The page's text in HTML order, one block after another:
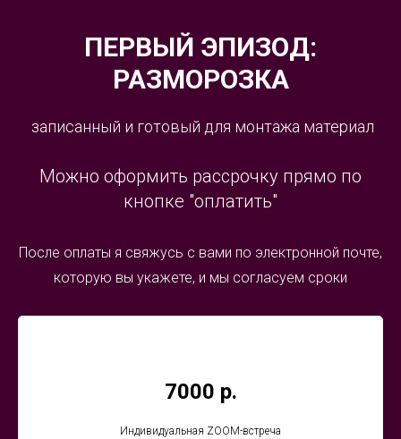
ПЕРВЫЙ ЭПИЗОД:
РАЗМОРОЗКА
записанный и готовый для монтажа материал
Можно оформить рассрочку прямо по
кнопке "оплатить"
После оплаты я свяжусь с вами по электронной почте,
которую вы укажете, и мы согласуем сроки
7000 р.
Индивидуальная ZOOM-встреча